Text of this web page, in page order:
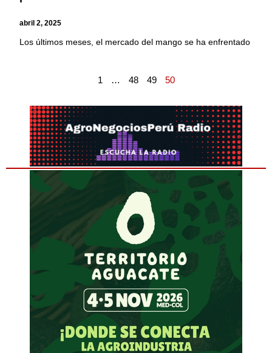
abril 2, 2025
Los últimos meses, el mercado del mango se ha enfrentado
1 … 48 49 50